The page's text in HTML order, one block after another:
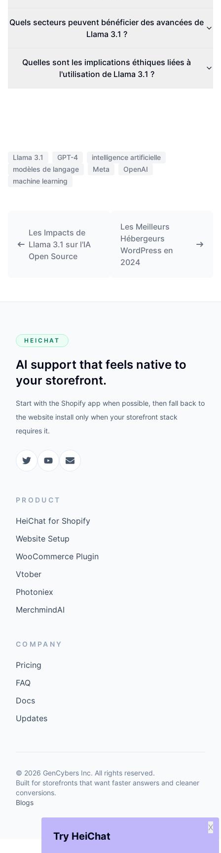
Quels secteurs peuvent bénéficier des avancées de
Llama 3.1 ?
Quelles sont les implications éthiques liées à
l'utilisation de Llama 3.1 ?
Try HeiChat
X
Llama 3.1 GPT-4
intelligence artificielle
modèles de langage
Meta
OpenAI
machine learning
Les Impacts de
Llama 3.1 sur l'IA
Open Source
Les Meilleurs
Hébergeurs
WordPress en
2024
HEICHAT
AI support that feels native to
your storefront.
Start with the Shopify app when possible, then fall back to
the website install only when your storefront stack
requires it.
PRODUCT
HeiChat for Shopify
Website Setup
WooCommerce Plugin
Vtober
Photoniex
MerchmindAI
COMPANY
Pricing
FAQ
Docs
Updates
© 2026 GenCybers Inc. All rights reserved.
Built for storefronts that want faster answers and cleaner
conversions.
Blogs